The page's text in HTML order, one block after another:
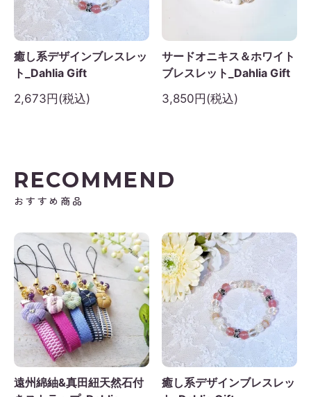
癒し系デザインブレスレッ
ト_Dahlia Gift
2,673円(税込)
サードオニキス＆ホワイト
ブレスレット_Dahlia Gift
3,850円(税込)
RECOMMEND
おすすめ商品
遠州綿紬&真田紐天然石付
癒し系デザインブレスレッ